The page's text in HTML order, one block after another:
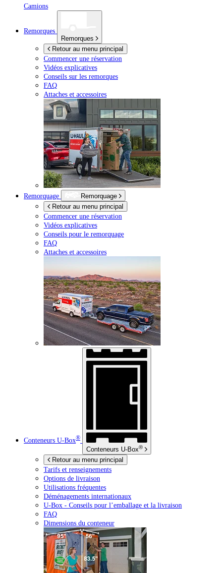
Camions
Remorques
Remorques
Retour au menu principal
Commencer une réservation
Vidéos explicatives
Conseils sur les remorques
FAQ
Attaches et accessoires
Remorquage
Remorquage
Retour au menu principal
Commencer une réservation
Vidéos explicatives
Conseils pour le remorquage
FAQ
Attaches et accessoires
Conteneurs U-Box®
Conteneurs U-Box®
Retour au menu principal
Tarifs et renseignements
Options de livraison
Utilisations fréquentes
Déménagements internationaux
U-Box - Conseils pour l’emballage et la livraison
FAQ
Dimensions du conteneur